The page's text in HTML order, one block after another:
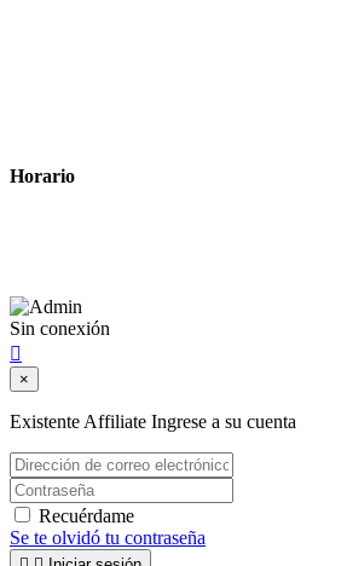
Horario
Sin conexión

×
Existente Affiliate Ingrese a su cuenta
Recuérdame
Se te olvidó tu contraseña